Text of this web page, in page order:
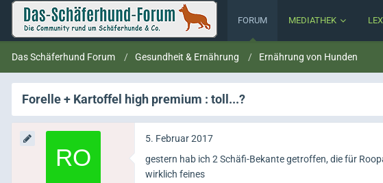
FORUM MEDIATHEK
Das Schäferhund Forum Gesundheit & Ernährung Ernährung von Hunden
Forelle + Kartoffel high premium : toll...?
5. Februar 2017
gestern hab ich 2 Schäfi-Bekante getroffen, die für
wirklich feines